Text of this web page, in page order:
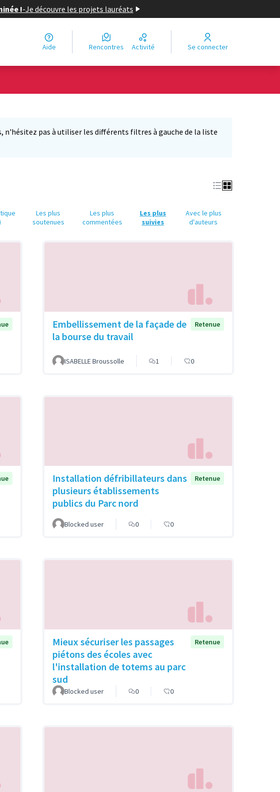
!-Je découvre les projets lauréats
Aide Rencontres Activité Se connecter
12
n'hésitez pas à utiliser les différents filtres à gauche de la liste
Les plus
soutenues
Les plus
commentées
Les plus
suivies
Avec le plus
d'auteurs
Embellissement de la façade de
la bourse du travail
Retenue
ISABELLE Broussolle 1 0
Installation défribillateurs dans
plusieurs établissements
publics du Parc nord
Retenue
Blocked user 0 0
Mieux sécuriser les passages
piétons des écoles avec
l'installation de totems au parc
sud
Retenue
Blocked user 0 0